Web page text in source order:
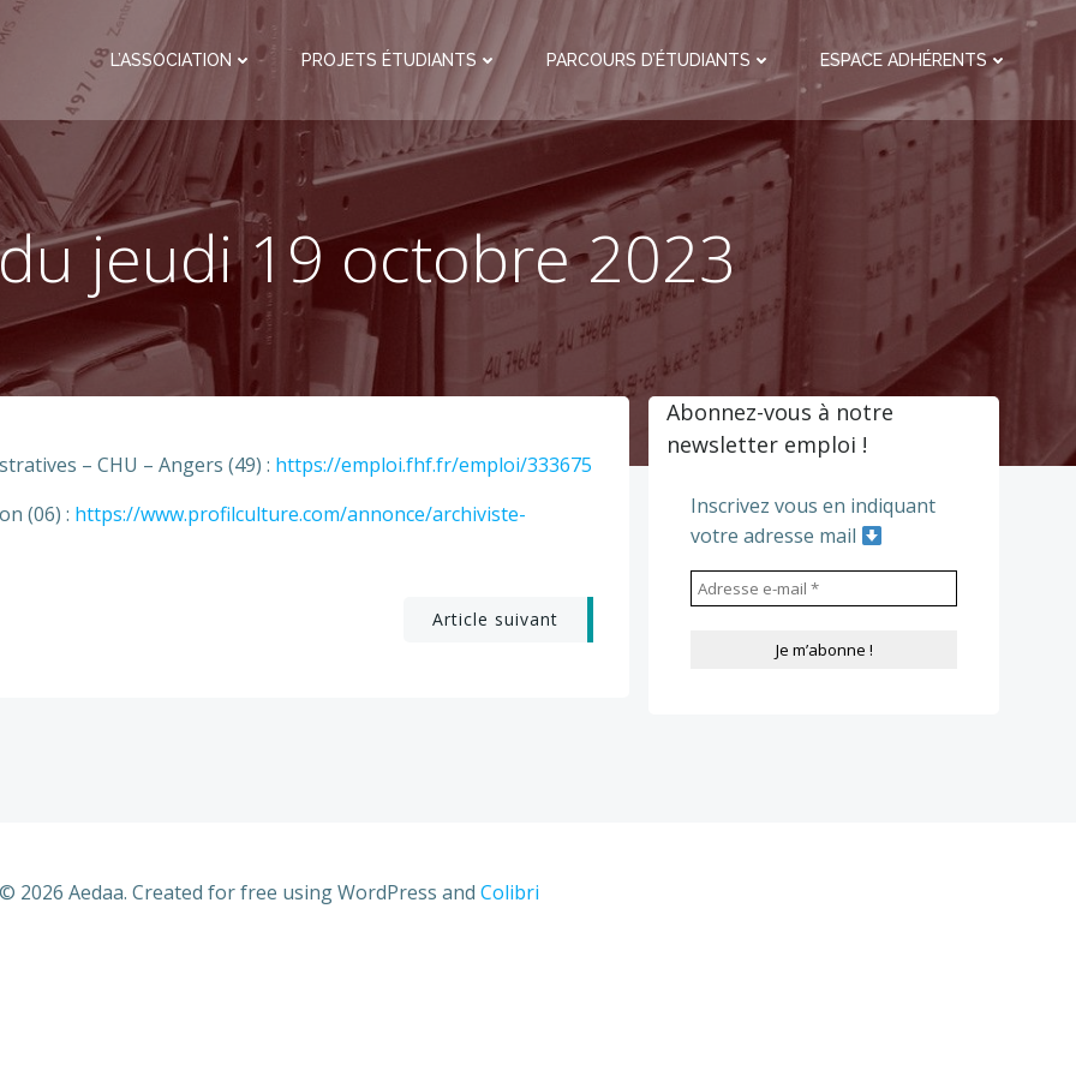
L’ASSOCIATION PROJETS ÉTUDIANTS PARCOURS D’ÉTUDIANTS ESPACE ADHÉRENTS
jeudi 19 octobre 2023
– CHU – Angers (49) : https://emploi.fhf.fr/emploi/333675
(06) : https://www.profilculture.com/annonce/archiviste-
Article suivant
Abonnez-vous à notre
newsletter emploi !
Inscrivez vous en indiquant
votre adresse mail
© 2026 Aedaa. Created for free using WordPress and Colibri